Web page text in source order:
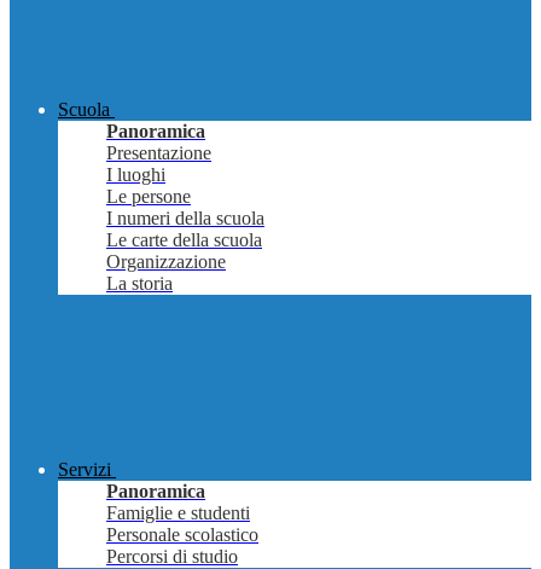
Scuola
Panoramica
Presentazione
I luoghi
Le persone
I numeri della scuola
Le carte della scuola
Organizzazione
La storia
Servizi
Panoramica
Famiglie e studenti
Personale scolastico
Percorsi di studio